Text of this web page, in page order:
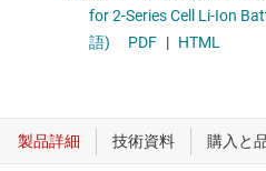
for 2-Series
語)
PDF | HTML